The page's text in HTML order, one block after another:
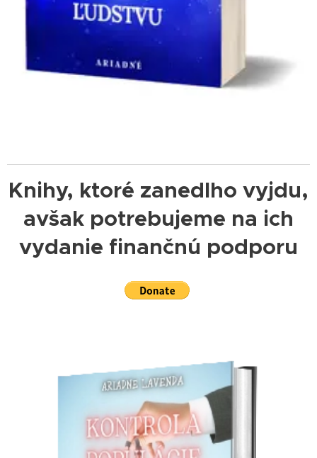
Knihy, ktoré zanedlho vyjdu,
avšak potrebujeme na ich
vydanie finančnú podporu